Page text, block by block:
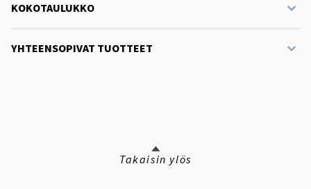
KOKOTAULUKKO
YHTEENSOPIVAT TUOTTEET
Takaisin ylös